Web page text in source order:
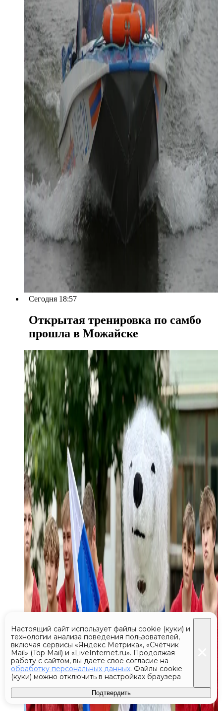
Сегодня 18:57
Открытая тренировка по самбо
прошла в Можайске
Настоящий сайт использует файлы cookie (куки) и
технологии анализа поведения пользователей,
включая сервисы «Яндекс Метрика», «Счётчик
Mail» (Top Mail) и «LiveInternet.ru». Продолжая
работу с сайтом, вы даете свое согласие на
обработку персональных данных. Файлы cookie
(куки) можно отключить в настройках браузера
Подтвердить